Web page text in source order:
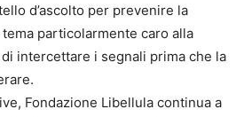
d’ascolto per prevenire la
particolarmente caro alla
intercettare i segnali prima che la
Fondazione Libellula continua a